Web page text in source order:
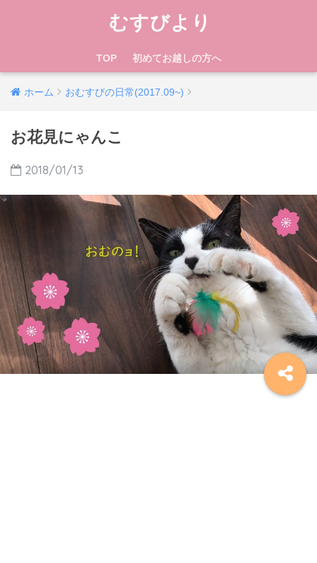
むすびより
TOP 初めてお越しの方へ
ホーム おむすびの日常(2017.09~)
お花見にゃんこ
2018/01/13